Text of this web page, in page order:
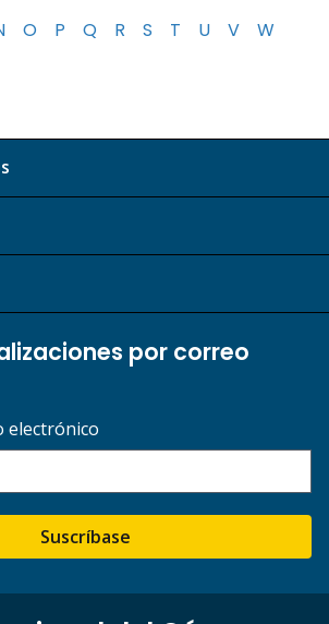
O P Q R S T U V
W
por correo
electrónico
Suscríbase